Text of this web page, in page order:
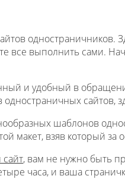
одностраничников.
все выполнить сами.
и удобный в
сайтов,
шаблонов
макет, взяв который
, вам не нужно быть
часа, и ваша